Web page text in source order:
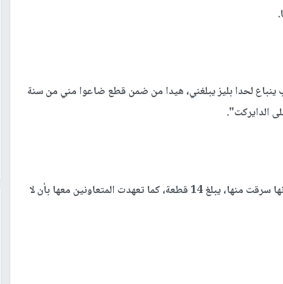
لحدا بليز يبلغني، هيدا من ضمن قطع ضاعوا مني من سنة
الدايركت".
وأشارت إلى أن عدد المجوهرات التي تأكدت أنها سرقت منها، يبلغ 14 قطعة، كما تعهدت المتعاونين معها بأن لا